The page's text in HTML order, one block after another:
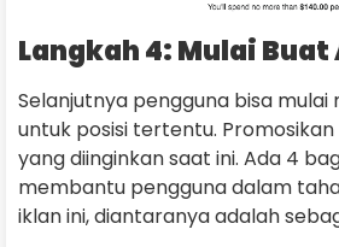
Langkah 4: Mulai
Selanjutnya pengguna bisa
untuk posisi tertentu.
yang diinginkan saat ini. Ada 4
membantu pengguna dalam
iklan ini, diantaranya adalah